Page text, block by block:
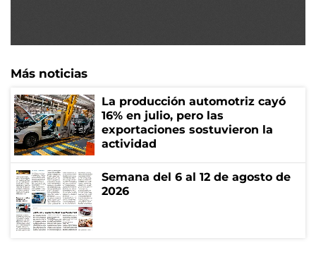
Más noticias
La producción automotriz cayó
16% en julio, pero las
exportaciones sostuvieron la
actividad
Semana del 6 al 12 de agosto de
2026